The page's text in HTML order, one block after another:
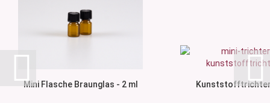
Mini Flasche Braunglas - 2 ml